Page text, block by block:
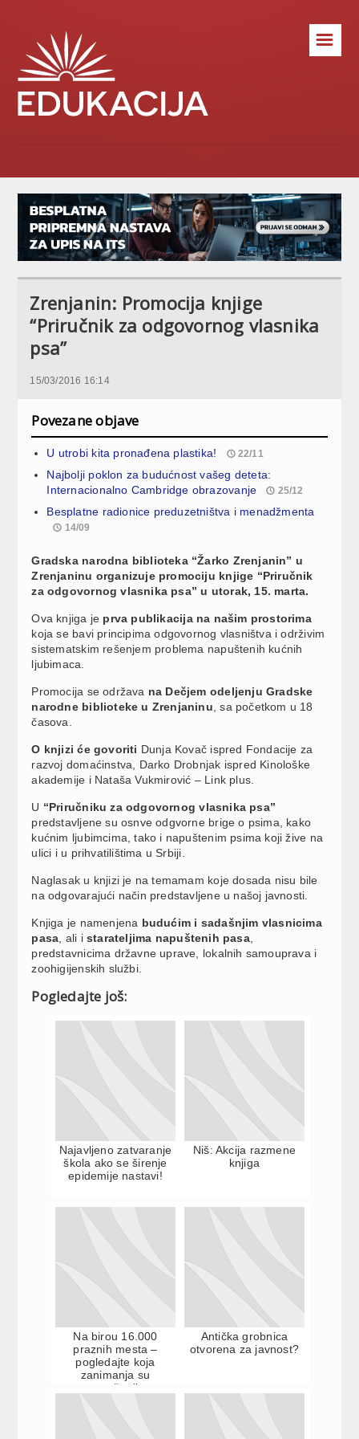
☰
Zrenjanin: Promocija knjige
“Priručnik za odgovornog vlasnika
psa”
15/03/2016 16:14
Povezane objave
U utrobi kita pronađena plastika! 22/11
Najbolji poklon za budućnost vašeg deteta:
Internacionalno Cambridge obrazovanje
25/12
Besplatne radionice preduzetništva i menadžmenta
14/09
Gradska narodna biblioteka “Žarko Zrenjanin” u
Zrenjaninu organizuje promociju knjige “Priručnik
za odgovornog vlasnika psa” u utorak, 15. marta.
Ova knjiga je prva publikacija na našim prostorima
koja se bavi principima odgovornog vlasništva i održivim
sistematskim rešenjem problema napuštenih kućnih
ljubimaca.
Promocija se održava na Dečjem odeljenju Gradske
narodne biblioteke u Zrenjaninu , sa početkom u 18
časova.
O knjizi će govoriti Dunja Kovač ispred Fondacije za
razvoj domaćinstva, Darko Drobnjak ispred Kinološke
akademije i Nataša Vukmirović – Link plus.
U “Priručniku za odgovornog vlasnika psa”
predstavljene su osnve odgvorne brige o psima, kako
kućnim ljubimcima, tako i napuštenim psima koji žive na
ulici i u prihvatilištima u Srbiji.
Naglasak u knjizi je na temamam koje dosada nisu bile
na odgovarajući način predstavljene u našoj javnosti.
Knjiga je namenjena budućim i sadašnjim vlasnicima
pasa , ali i starateljima napuštenih pasa,
predstavnicima državne uprave, lokalnih samouprava i
zoohigijenskih službi.
Pogledajte još:
Najavljeno zatvaranje
škola ako se širenje
epidemije nastavi!
Niš: Akcija razmene
knjiga
Na birou 16.000
praznih mesta –
pogledajte koja
zanimanja su
natraženija
Antička grobnica
otvorena za javnost?